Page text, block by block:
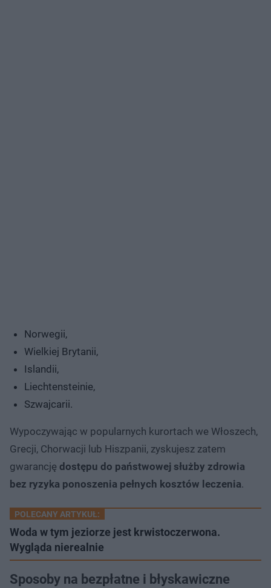
Norwegii,
Wielkiej Brytanii,
Islandii,
Liechtensteinie,
Szwajcarii.
Wypoczywając w popularnych kurortach we Włoszech,
Grecji, Chorwacji lub Hiszpanii, zyskujesz zatem
gwarancję dostępu do państwowej służby zdrowia
bez ryzyka ponoszenia pełnych kosztów leczenia.
POLECANY ARTYKUŁ:
Woda w tym jeziorze jest krwistoczerwona.
Wygląda nierealnie
Sposoby na bezpłatne i błyskawiczne